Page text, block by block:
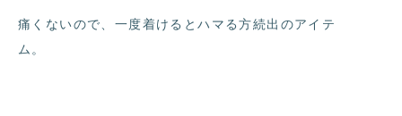
痛くないので、一度着けるとハマる方続出のアイテ
ム。